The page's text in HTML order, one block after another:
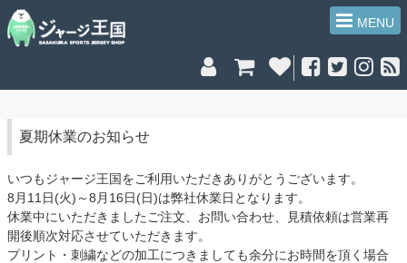
MENU
夏期休業のお知らせ
いつもジャージ王国をご利用いただきありがとうございます。
8月11日(火)～8月16日(日)は弊社休業日となります。
休業中にいただきましたご注文、お問い合わせ、見積依頼は営業再
開後順次対応させていただきます。
プリント・刺繍などの加工につきましても余分にお時間を頂く場合